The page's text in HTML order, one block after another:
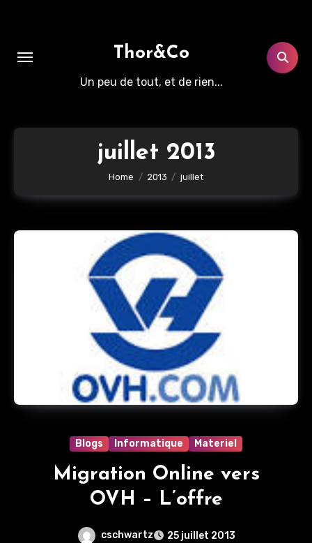
Thor&Co
Un peu de tout, et de rien...
juillet 2013
Home 2013 juillet
Blogs Informatique Materiel
Migration Online vers
OVH – L’offre
cschwartz
25 juillet 2013